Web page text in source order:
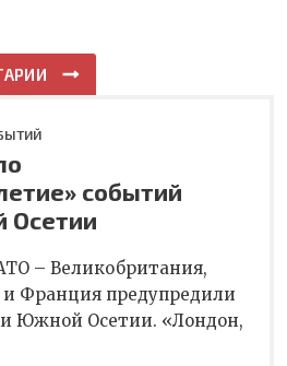
событий
Осетии
– Великобритания,
Франция предупредили
Южной Осетии. «Лондон,